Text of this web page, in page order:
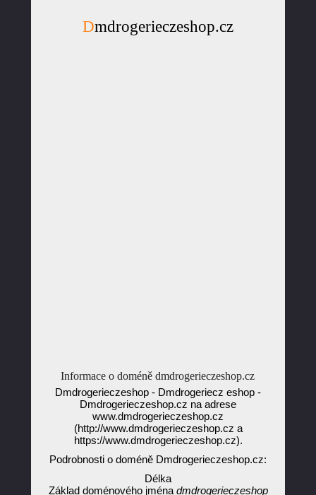
Dmdrogerieczeshop.cz
Informace o doméně dmdrogerieczeshop.cz
Dmdrogerieczeshop - Dmdrogeriecz eshop -
Dmdrogerieczeshop.cz na adrese
www.dmdrogerieczeshop.cz
(http://www.dmdrogerieczeshop.cz a
https://www.dmdrogerieczeshop.cz).
Podrobnosti o doméně Dmdrogerieczeshop.cz:
Délka
Základ doménového jména dmdrogerieczeshop